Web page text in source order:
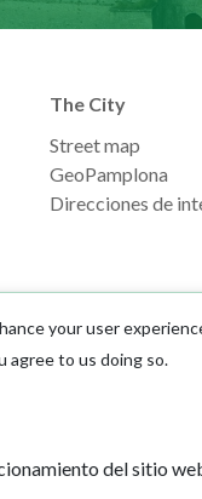
The City
Street map
GeoPamplona
Direcciones de
your user
agree to us doing so.
del sitio